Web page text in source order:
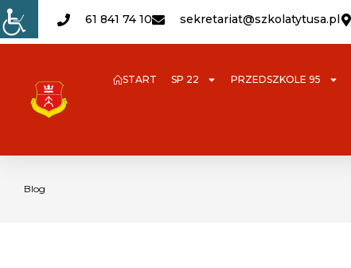
61 841 74 10 sekretariat@szkolatytusa.pl
START SP 22 PRZEDSZKOLE 95
Blog